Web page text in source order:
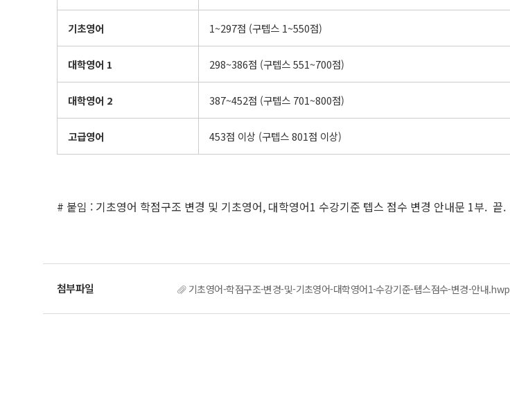
기초영어 1~297점 (구텝스 1~550점)
대학영어 1 298~386점 (구텝스 551~700점)
대학영어 2 387~452점 (구텝스 701~800점)
고급영어 453점 이상 (구텝스 801점 이상)
# 붙임 : 기초영어 학점구조 변경 및 기초영어, 대학영어1 수강기준 텝스 점수 변경 안내문 1부. 끝.
기초영어-학점구조-변경-및-기초영어-대학영어1-수강기준-텝스점수-변경-안내.hwp